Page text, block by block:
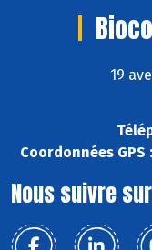
19
Coordonnées GPS :
Nous suivre sur